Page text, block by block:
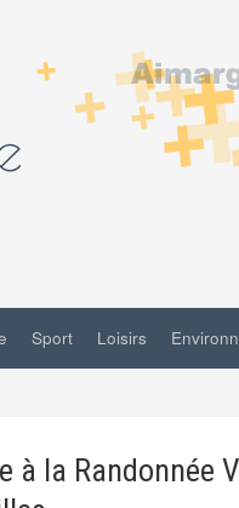
Sport Loisirs
à la Randonnée